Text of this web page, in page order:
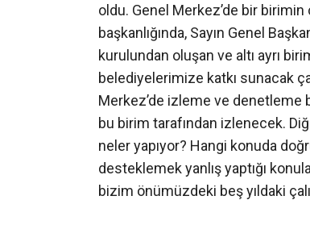
oldu. Genel Merkez’de bir birimin
başkanlığında, Sayın Genel
kurulundan oluşan ve altı ayrı
belediyelerimize katkı sunacak
Merkez’de izleme ve denetleme
bu birim tarafından izlenecek.
neler yapıyor? Hangi konuda
desteklemek yanlış yaptığı
bizim önümüzdeki beş yıldaki